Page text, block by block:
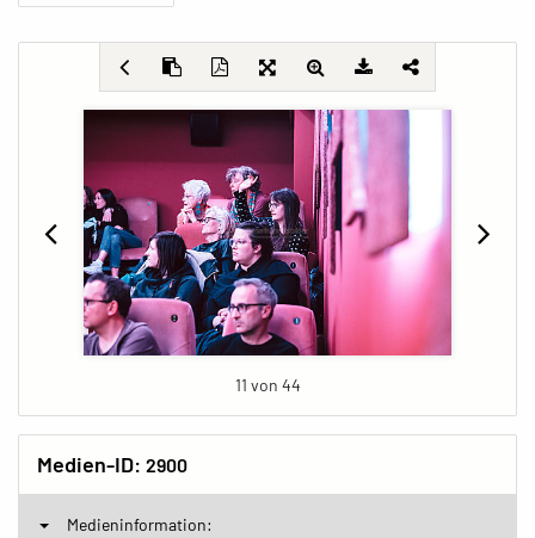
11 von 44
Medien-ID: 2900
Medieninformation: